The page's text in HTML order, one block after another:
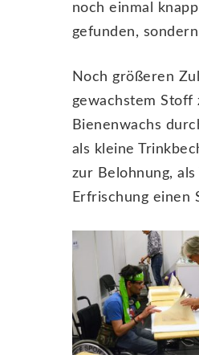
noch einmal
gefunden,
Noch größeren
gewachstem
Bienenwachs
als kleine
zur Belohnung,
Erfrischung einen